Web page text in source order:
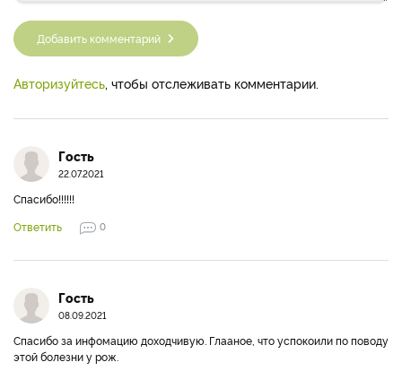
Добавить комментарий
Авторизуйтесь, чтобы отслеживать комментарии.
Гость
22.07.2021
Спасибо!!!!!!
Ответить
0
Гость
08.09.2021
Спасибо за инфомацию доходчивую. Глааное, что успокоили по поводу
этой болезни у рож.